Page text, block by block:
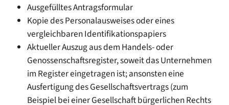
Ausgefülltes Antragsformular
Kopie des Personalausweises oder eines
vergleichbaren Identifikationspapiers
Aktueller Auszug aus dem Handels- oder
Genossenschaftsregister, soweit das Unternehmen
im Register eingetragen ist; ansonsten eine
Ausfertigung des Gesellschaftsvertrags (zum
Beispiel bei einer Gesellschaft bürgerlichen Rechts